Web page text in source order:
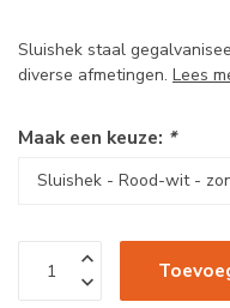
Sluishek staal
diverse afmetingen. Lees
Maak een keuze: *